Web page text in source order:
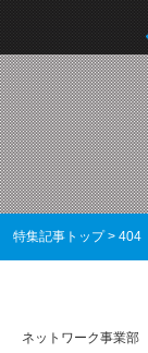
特集記事トップ>404
ネットワーク事業部